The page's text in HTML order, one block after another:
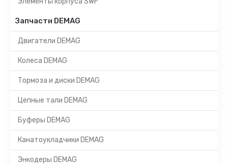
Запчасти DEMAG
Двигатели DEMAG
Колеса DEMAG
Тормоза и диски DEMAG
Цепные тали DEMAG
Буферы DEMAG
Канатоукладчики DEMAG
Энкодеры DEMAG